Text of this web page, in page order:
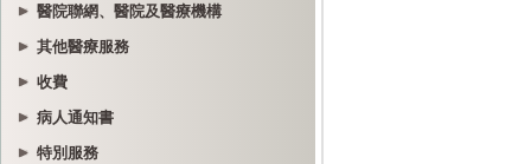
醫院聯網、醫院及醫療機構
其他醫療服務
收費
病人通知書
特別服務